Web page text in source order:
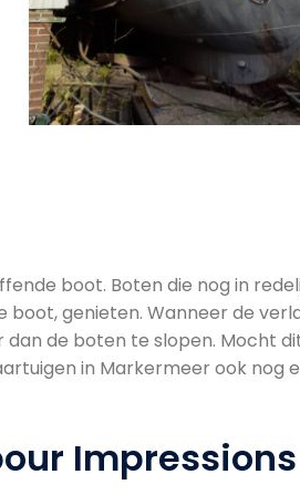
boot. Boten die nog in
boot, genieten. Wanneer de
de boten te slopen. Mocht
in Markermeer ook nog
Impressions